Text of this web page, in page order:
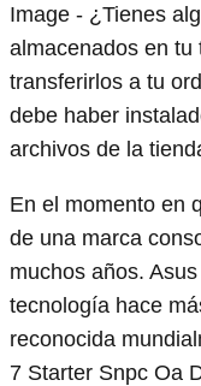
Image - ¿Tienes
almacenados en tu
transferirlos a tu
debe haber
archivos de la
En el momento en
de una marca
muchos años.
tecnología hace
reconocida
7 Starter Snpc Oa